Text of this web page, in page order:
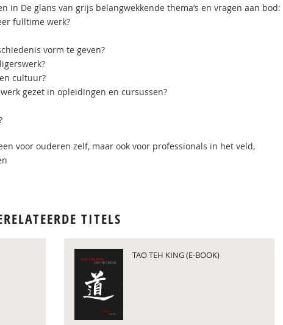
in De glans van grijs belangwekkende thema’s en vragen aan bod:
fulltime werk?
vorm te geven?
cultuur?
gezet in opleidingen en cursussen?
voor ouderen zelf, maar ook voor professionals in het veld,
TITELS
TAO TEH KING (E-BOOK)